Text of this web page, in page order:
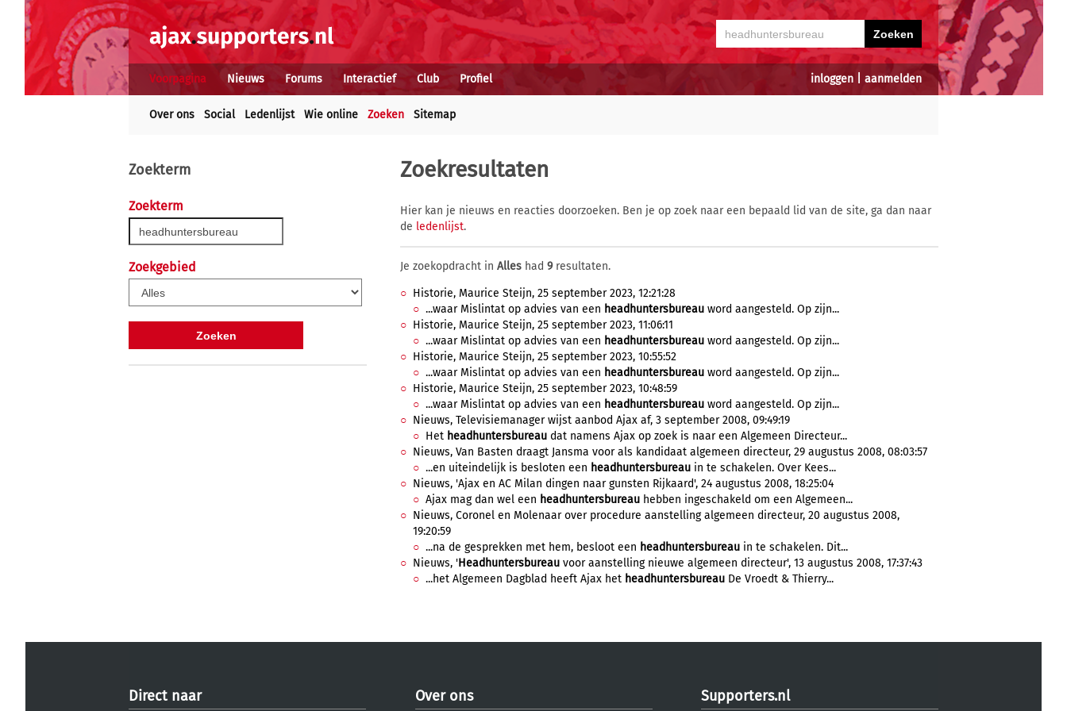
inloggen aanmelden
Voorpagina Nieuws Forums Interactief Club Profiel
Over ons Social Ledenlijst Wie online Zoeken Sitemap
Zoekterm
Zoekterm
Zoekgebied
Zoekresultaten
Hier kan je nieuws en reacties doorzoeken. Ben je op zoek naar een bepaald lid van de site, ga dan naar
de ledenlijst.
Je zoekopdracht in Alles had 9resultaten.
Historie, Maurice Steijn, 25 september 2023, 12:21:28
...waar Mislintat op advies van een headhuntersbureau word aangesteld. Op zijn...
Historie, Maurice Steijn, 25 september 2023, 11:06:11
...waar Mislintat op advies van een headhuntersbureau word aangesteld. Op zijn...
Historie, Maurice Steijn, 25 september 2023, 10:55:52
...waar Mislintat op advies van een headhuntersbureau word aangesteld. Op zijn...
Historie, Maurice Steijn, 25 september 2023, 10:48:59
...waar Mislintat op advies van een headhuntersbureau word aangesteld. Op zijn...
Nieuws, Televisiemanager wijst aanbod Ajax af, 3 september 2008, 09:49:19
Het headhuntersbureau dat namens Ajax op zoek is naar een Algemeen Directeur...
Nieuws, Van Basten draagt Jansma voor als kandidaat algemeen directeur, 29 augustus 2008, 08:03:57
...en uiteindelijk is besloten een headhuntersbureau in te schakelen. Over Kees...
Nieuws, 'Ajax en AC Milan dingen naar gunsten Rijkaard', 24 augustus 2008, 18:25:04
Ajax mag dan wel een headhuntersbureau hebben ingeschakeld om een Algemeen...
Nieuws, Coronel en Molenaar over procedure aanstelling algemeen directeur, 20 augustus 2008,
19:20:59
...na de gesprekken met hem, besloot een headhuntersbureau in te schakelen. Dit...
Nieuws, 'Headhuntersbureau voor aanstelling nieuwe algemeen directeur', 13 augustus 2008, 17:37:43
...het Algemeen Dagblad heeft Ajax het headhuntersbureau De Vroedt & Thierry...
Direct naar Over ons Supporters.nl